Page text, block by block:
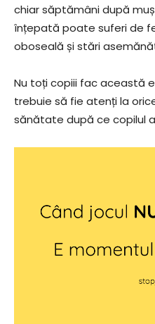
chiar săptămâni după
înțepată poate suferi de
oboseală și stări
Nu toți copiii fac această
trebuie să fie atenți la
sănătate după ce copilul